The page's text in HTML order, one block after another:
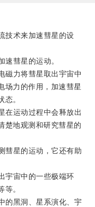
术来加速彗星的设
彗星的运动。
力将彗星取出宇宙中
场力的作用，加速彗星
态。
运动过程中会释放出
楚地观测和研究彗星的
星的运动，它还有助
宙中的一些极端环
等。
黑洞、星系演化、宇